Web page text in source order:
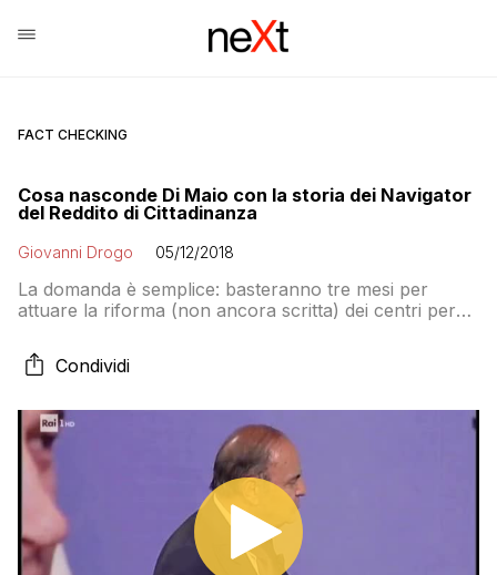
FACT CHECKING
Cosa nasconde Di Maio con la storia dei Navigator
del Reddito di Cittadinanza
Giovanni Drogo 05/12/2018
La domanda è semplice: basteranno tre mesi per
attuare la riforma (non ancora scritta) dei centri per
figura del Navigator. Ma di questi tutor ne parlava già
mesi fa il professor Massimo Parisi. Come mai il
Condividi